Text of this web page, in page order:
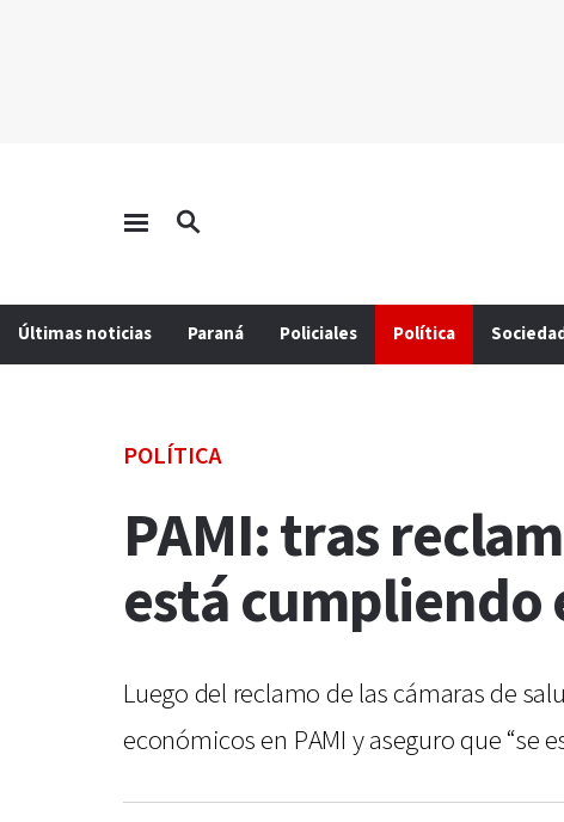
Últimas noticias Paraná Policiales Política
POLÍTICA
PAMI: tras
está cumpliendo
Luego del reclamo de las cámaras de
económicos en PAMI y aseguro que “se